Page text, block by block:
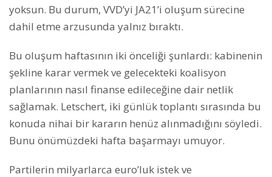
yoksun. Bu durum, VVD’yi JA21’i oluşum sürecine
dahil etme arzusunda yalnız bıraktı.
Bu oluşum haftasının iki önceliği şunlardı: kabinenin
şekline karar vermek ve gelecekteki koalisyon
planlarının nasıl finanse edileceğine dair netlik
sağlamak. Letschert, iki günlük toplantı sırasında bu
konuda nihai bir kararın henüz alınmadığını söyledi.
Bunu önümüzdeki hafta başarmayı umuyor.
Partilerin milyarlarca euro’luk istek ve